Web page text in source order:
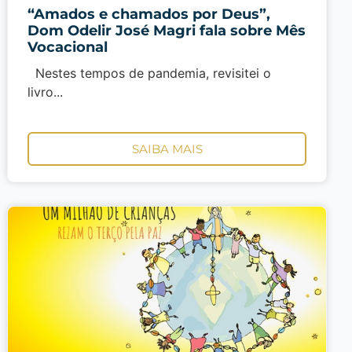
“Amados e chamados por Deus”,
Dom Odelir José Magri fala sobre Mês
Vocacional
Nestes tempos de pandemia, revisitei o
livro...
SAIBA MAIS